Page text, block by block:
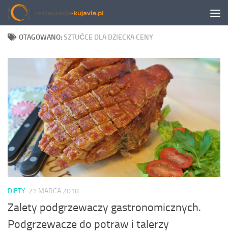
Przeskocz do treści
OTAGOWANO:SZTUĆCE DLA DZIECKA CENY
DIETY 21 MARCA 2018
Zalety podgrzewaczy gastronomicznych.
Podgrzewacze do potraw i talerzy